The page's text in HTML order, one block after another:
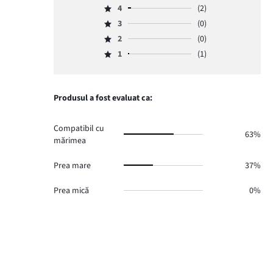
5,
numărul
de
32.
Evaluare
4,
numărul
de
4
(2)
Evaluare
3,
numărul
3
(0)
Evaluare
2,
voturi
0.
2
(0)
Evaluare
de
1 (1)
Produsul a fost evaluat ca:
Compatibil cu
mărimea
63%
Prea mare 37%
Prea mică 0%